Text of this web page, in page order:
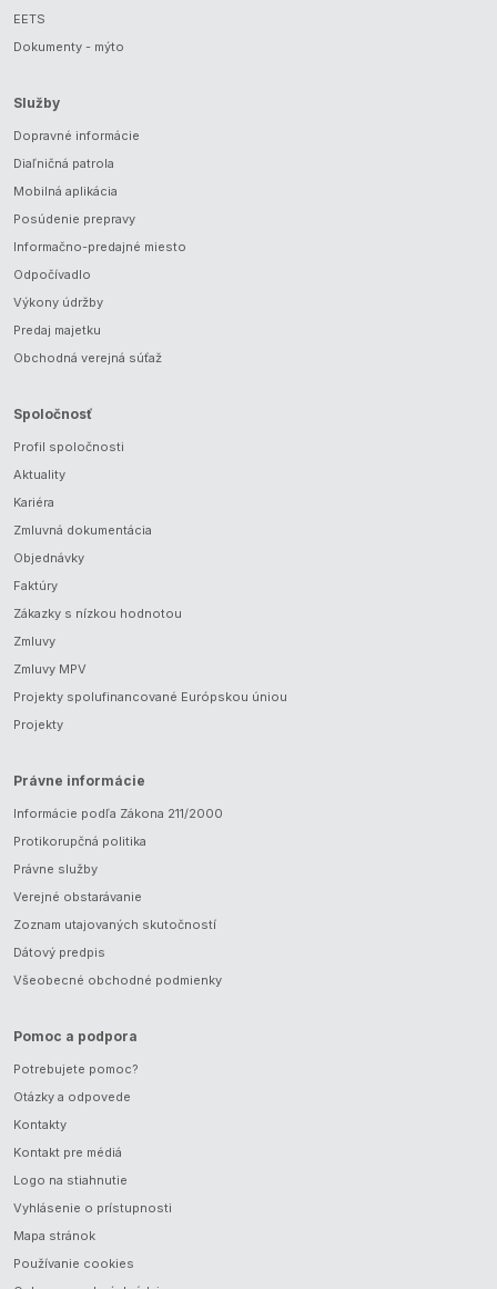
EETS
Dokumenty - mýto
Služby
Dopravné informácie
Diaľničná patrola
Mobilná aplikácia
Posúdenie prepravy
Informačno-predajné miesto
Odpočívadlo
Výkony údržby
Predaj majetku
Obchodná verejná súťaž
Spoločnosť
Profil spoločnosti
Aktuality
Kariéra
Zmluvná dokumentácia
Objednávky
Faktúry
Zákazky s nízkou hodnotou
Zmluvy
Zmluvy MPV
Projekty spolufinancované Európskou úniou
Projekty
Právne informácie
Informácie podľa Zákona 211/2000
Protikorupčná politika
Právne služby
Verejné obstarávanie
Zoznam utajovaných skutočností
Dátový predpis
Všeobecné obchodné podmienky
Pomoc a podpora
Potrebujete pomoc?
Otázky a odpovede
Kontakty
Kontakt pre médiá
Logo na stiahnutie
Vyhlásenie o prístupnosti
Mapa stránok
Používanie cookies